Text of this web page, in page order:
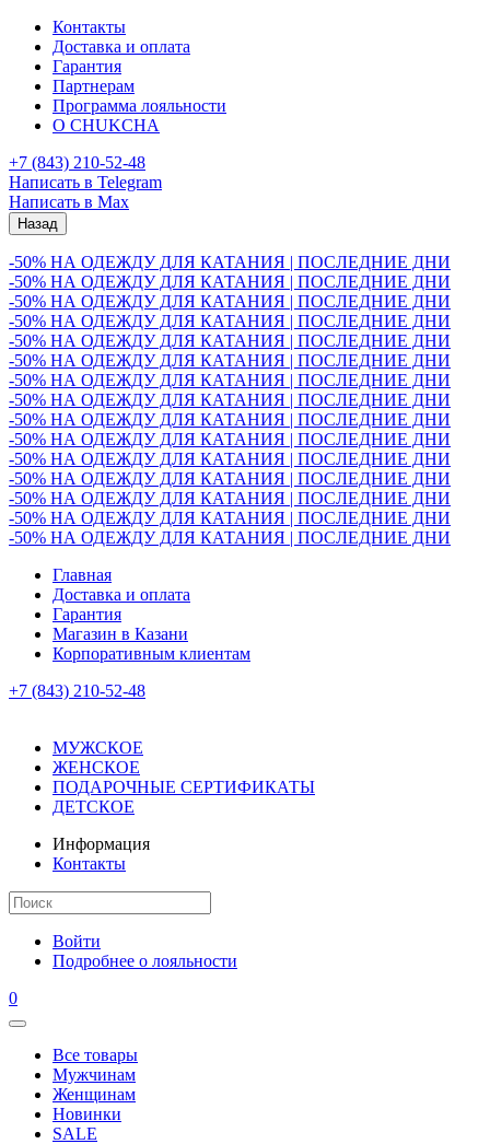
Контакты
Доставка и оплата
Гарантия
Партнерам
Программа лояльности
О CHUKCHA
+7 (843) 210-52-48
Написать в Telegram
Написать в Max
Назад
-50% НА ОДЕЖДУ ДЛЯ КАТАНИЯ | ПОСЛЕДНИЕ ДНИ
-50% НА ОДЕЖДУ ДЛЯ КАТАНИЯ | ПОСЛЕДНИЕ ДНИ
-50% НА ОДЕЖДУ ДЛЯ КАТАНИЯ | ПОСЛЕДНИЕ ДНИ
-50% НА ОДЕЖДУ ДЛЯ КАТАНИЯ | ПОСЛЕДНИЕ ДНИ
-50% НА ОДЕЖДУ ДЛЯ КАТАНИЯ | ПОСЛЕДНИЕ ДНИ
-50% НА ОДЕЖДУ ДЛЯ КАТАНИЯ | ПОСЛЕДНИЕ ДНИ
-50% НА ОДЕЖДУ ДЛЯ КАТАНИЯ | ПОСЛЕДНИЕ ДНИ
-50% НА ОДЕЖДУ ДЛЯ КАТАНИЯ | ПОСЛЕДНИЕ ДНИ
-50% НА ОДЕЖДУ ДЛЯ КАТАНИЯ | ПОСЛЕДНИЕ ДНИ
-50% НА ОДЕЖДУ ДЛЯ КАТАНИЯ | ПОСЛЕДНИЕ ДНИ
-50% НА ОДЕЖДУ ДЛЯ КАТАНИЯ | ПОСЛЕДНИЕ ДНИ
-50% НА ОДЕЖДУ ДЛЯ КАТАНИЯ | ПОСЛЕДНИЕ ДНИ
-50% НА ОДЕЖДУ ДЛЯ КАТАНИЯ | ПОСЛЕДНИЕ ДНИ
-50% НА ОДЕЖДУ ДЛЯ КАТАНИЯ | ПОСЛЕДНИЕ ДНИ
-50% НА ОДЕЖДУ ДЛЯ КАТАНИЯ | ПОСЛЕДНИЕ ДНИ
Главная
Доставка и оплата
Гарантия
Магазин в Казани
Корпоративным клиентам
+7 (843) 210-52-48
МУЖСКОЕ
ЖЕНСКОЕ
ПОДАРОЧНЫЕ СЕРТИФИКАТЫ
ДЕТСКОЕ
Информация
Контакты
Войти
Подробнее о лояльности
0
Все товары
Мужчинам
Женщинам
Новинки
SALE